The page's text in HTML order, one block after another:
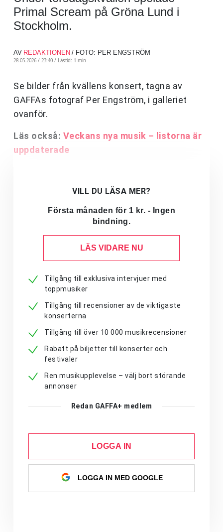
Primal Scream på Gröna Lund i
Stockholm.
AV REDAKTIONEN / FOTO: PER ENGSTRÖM
28.05.2026 / 23:40 / Lästid: 1 min
Se bilder från kvällens konsert, tagna av
GAFFAs fotograf Per Engström, i galleriet
ovanför.
Läs också: Veckans nya musik – listorna är
uppdaterade
VILL DU LÄSA MER?
Första månaden för 1 kr. - Ingen
bindning.
LÄS VIDARE NU
Tillgång till exklusiva intervjuer med
toppmusiker
Tillgång till recensioner av de viktigaste
konserterna
Tillgång till över 10 000 musikrecensioner
Rabatt på biljetter till konserter och
festivaler
Ren musikupplevelse – välj bort störande
annonser
Redan GAFFA+ medlem
LOGGA IN
LOGGA IN MED GOOGLE